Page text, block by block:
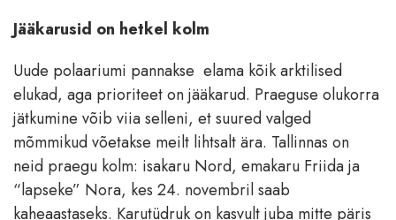
Jääkarusid on hetkel kolm
Uude polaariumi pannakse elama kõik arktilised
elukad, aga prioriteet on jääkarud. Praeguse olukorra
jätkumine võib viia selleni, et suured valged
mõmmikud võetakse meilt lihtsalt ära. Tallinnas on
neid praegu kolm: isakaru Nord, emakaru Friida ja
“lapseke” Nora, kes 24. novembril saab
kaheaastaseks. Karutüdruk on kasvult juba mitte päris